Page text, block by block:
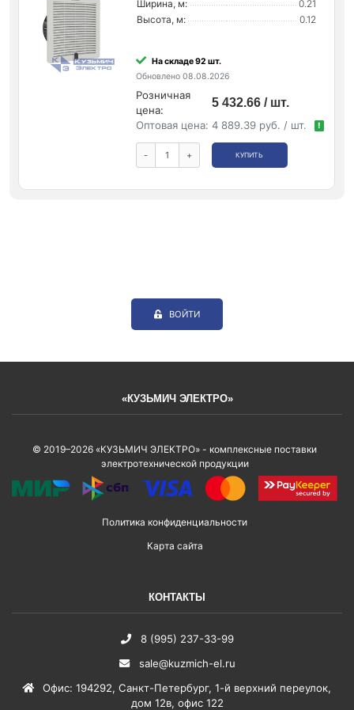
Ширина, м:
0.21
Высота, м:
0.12
На складе 92 шт.
Обновлено 08.08.2026
Розничная
цена:
5 432.66 / шт.
Оптовая цена: 4 889.39 руб. / шт. !
- + КУПИТЬ
ВОЙТИ
«КУЗЬМИЧ ЭЛЕКТРО»
© 2019–2026 «КУЗЬМИЧ ЭЛЕКТРО» - комплексные поставки
электротехнической продукции
Политика конфиденциальности
Карта сайта
КОНТАКТЫ
8 (995) 237-33-99
sale@kuzmich-el.ru
Офис: 194292, Санкт-Петербург, 1-й верхний переулок,
дом 12в, офис 122